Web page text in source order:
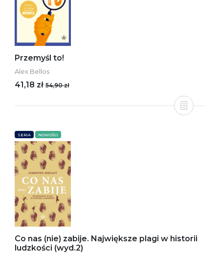
Przemyśl to!
Alex Bellos
41,18 zł 54,90 zł
SERIA NOWOŚCI
Co nas (nie) zabije. Największe plagi w historii
ludzkości (wyd.2)